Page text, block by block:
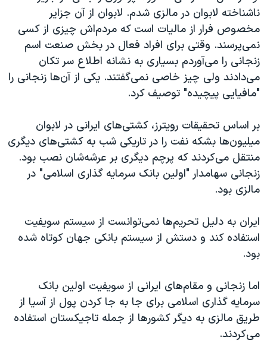
ناشناخته لابوان در مالزی شدم. لابوان از آن جزایر
مخصوص فرار از مالیات است که مردم‌اش چیزی از کسی
نمی‌پرسند. وقتی برای افراد فعال در بخش صنعت اسم
زنجانی را می‌آوردم بسیاری به نشانه اطلاع سر تکان
می‌دادند ولی چیز خاصی نمی‌گفتند. یکی از آن‌ها زنجانی را
"مافیایی پیچیده" توصیف کرد.
بر اساس تحقیقات رویترز، کشتی‌های ایرانی در لابوان
میلیون‌ها بشکه نفت را در تاریکی شب به کشتی‌های دیگری
منتقل می‌کردند که پرچم دیگری بر عرشه‌شان نصب بود.
زنجانی سهامدار "اولین بانک سرمایه گذاری اسلامی" در
مالزی بود.
ایران به دلیل تحریم‌ها نمی‌توانست از سیستم سویفیت
استفاده کند و دستش از سیستم بانکی جهان کوتاه شده
بود.
اما زنجانی و مقام‌های ایرانی از سویفیت اولین بانک
سرمایه گذاری اسلامی برای جا به جا کردن پول از آسیا از
طریق مالزی به دیگر کشور‌ها از جمله تاجیکستان استفاده
می‌کردند.